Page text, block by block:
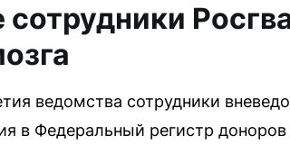
сотрудники
ведомства сотрудники
в Федеральный регистр доноров